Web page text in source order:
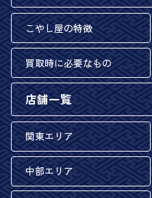
こやし屋の特徴
買取時に必要なもの
店舗一覧
関東エリア
中部エリア